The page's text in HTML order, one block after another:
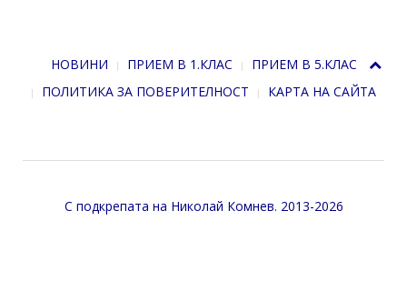
НОВИНИ ПРИЕМ В 1.КЛАС
ПРИЕМ В 5.КЛАС
ПОЛИТИКА ЗА ПОВЕРИТЕЛНОСТ
КАРТА НА САЙТА
С подкрепата на Николай Комнев. 2013-2026